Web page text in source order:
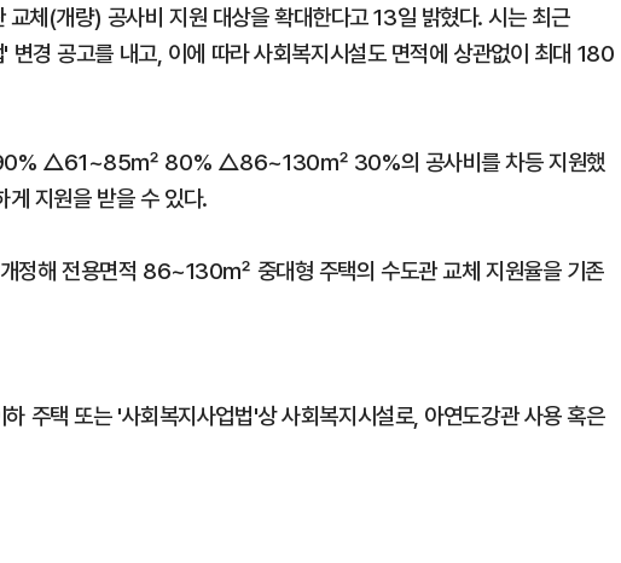
체(개량) 공사비 지원 대상을 확대한다고 13일 밝혔다. 시는 최근
경 공고를 내고, 이에 따라 사회복지시설도 면적에 상관없이 최대 180
△61~85㎡ 80% △86~130㎡ 30%의 공사비를 차등 지원했
게 지원을 받을 수 있다.
정해 전용면적 86~130㎡ 중대형 주택의 수도관 교체 지원율을 기존
주택 또는 '사회복지사업법'상 사회복지시설로, 아연도강관 사용 혹은